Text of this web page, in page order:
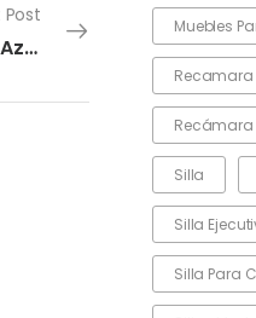
Muebles
Recamara
Silla
Silla
Silla Para
Post
Mesa de centro Melody “Azucena”